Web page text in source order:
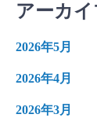
アーカ
2026年5月
2026年4月
2026年3月